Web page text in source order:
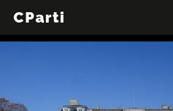
CParti